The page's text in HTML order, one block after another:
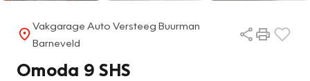
Vakgarage Auto Versteeg Buurman
Barneveld
Omoda 9 SHS